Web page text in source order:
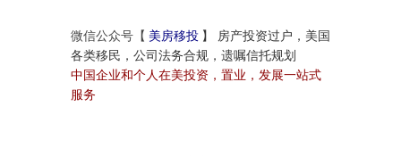
微信公众号【 美房移投 】
房产投资过户，美国
各类移民，公司法务合规，遗嘱信托规划
中国企业和个人在美投资，置业，发展一站式
服务